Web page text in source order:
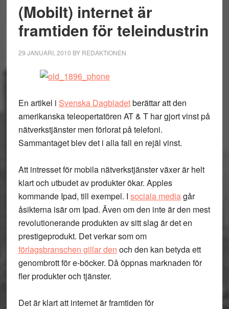
(Mobilt) internet är
framtiden för teleindustrin
29 JANUARI, 2010 BY REDAKTIONEN
En artikel i Svenska Dagbladetberättar att den
amerikanska teleopertatören AT & T har gjort vinst på
nätverkstjänster men förlorat på telefoni.
Sammantaget blev det i alla fall en rejäl vinst.
Att intresset för mobila nätverkstjänster växer är helt
klart och utbudet av produkter ökar. Apples
kommande Ipad, till exempel. I sociala mediagår
åsikterna isär om Ipad. Även om den inte är den mest
revolutionerande produkten av sitt slag är det en
prestigeprodukt. Det verkar som om
förlagsbranschen gillar den och den kan betyda ett
genombrott för e-böcker. Då öppnas marknaden för
fler produkter och tjänster.
Det är klart att internet är framtiden för